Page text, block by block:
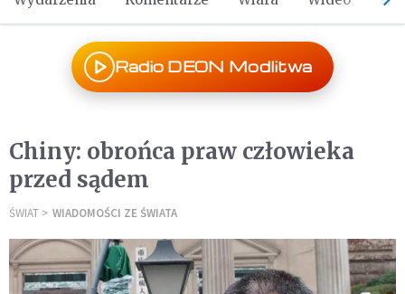
Radio DEON Modlitwa
Chiny: obrońca praw człowieka
przed sądem
ŚWIAT WIADOMOŚCI ZE ŚWIATA